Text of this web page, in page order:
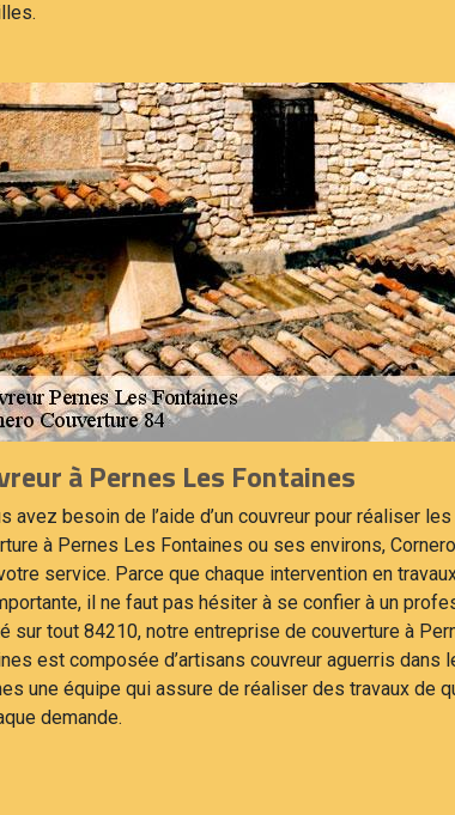
à Pernes Les Fontaines
avez besoin de l’aide d’un couvreur pour réaliser
à Pernes Les Fontaines ou ses environs,
service. Parce que chaque intervention en
il ne faut pas hésiter à se confier à un
sur tout 84210, notre entreprise de couverture à
est composée d’artisans couvreur aguerris dans
une équipe qui assure de réaliser des travaux de
demande.